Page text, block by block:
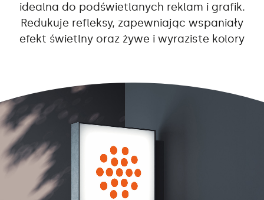
idealna do podświetlanych reklam i grafik.
Redukuje refleksy, zapewniając wspaniały
efekt świetlny oraz żywe i wyraziste kolory